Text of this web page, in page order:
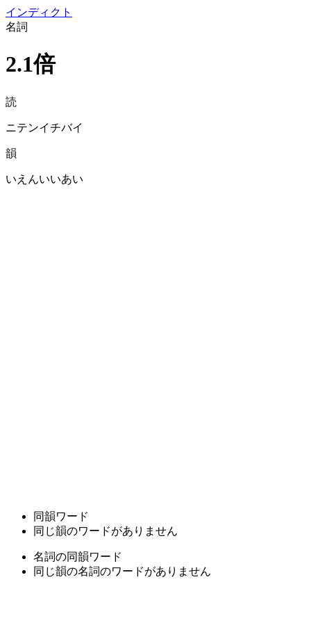
インディクト
名詞
2.1倍
読
ニテンイチバイ
韻
いえんいいあい
同韻ワード
同じ韻のワードがありません
名詞の同韻ワード
同じ韻の名詞のワードがありません